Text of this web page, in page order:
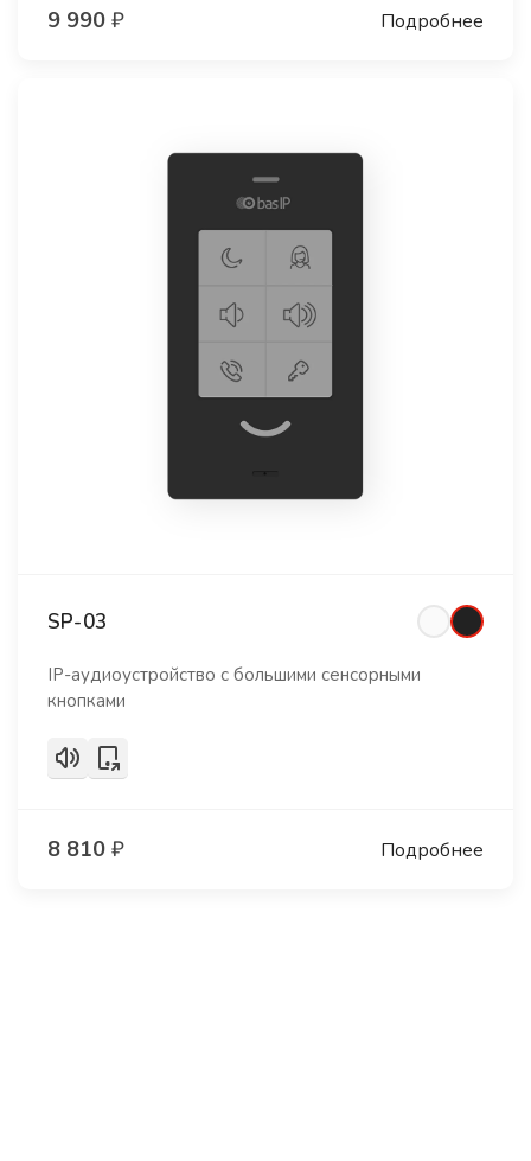
9 990 ₽ Подробнее
SP-03
IP-аудиоустройство с большими сенсорными
кнопками
8 810 ₽ Подробнее